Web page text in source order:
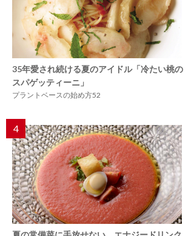
35年愛され続ける夏のアイドル「冷たい桃の
スパゲッティーニ」
プラントベースの始め方52
4